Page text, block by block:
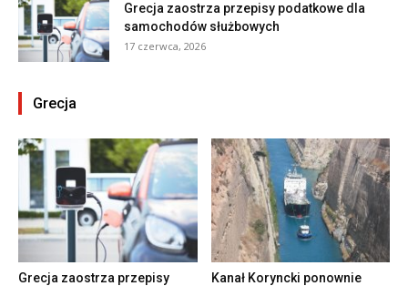
Grecja zaostrza przepisy podatkowe dla
samochodów służbowych
17 czerwca, 2026
Grecja
Grecja zaostrza przepisy
Kanał Koryncki ponownie